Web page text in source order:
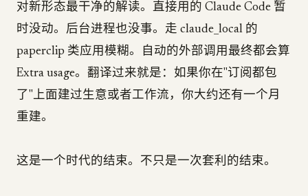
对新形态最干净的解读。直接用的 Claude Code 暂
时没动。后台进程也没事。走 claude_local 的
paperclip 类应用模糊。自动的外部调用最终都会算
Extra usage。翻译过来就是：如果你在"订阅都包
了"上面建过生意或者工作流，你大约还有一个月
重建。
这是一个时代的结束。不只是一次套利的结束。